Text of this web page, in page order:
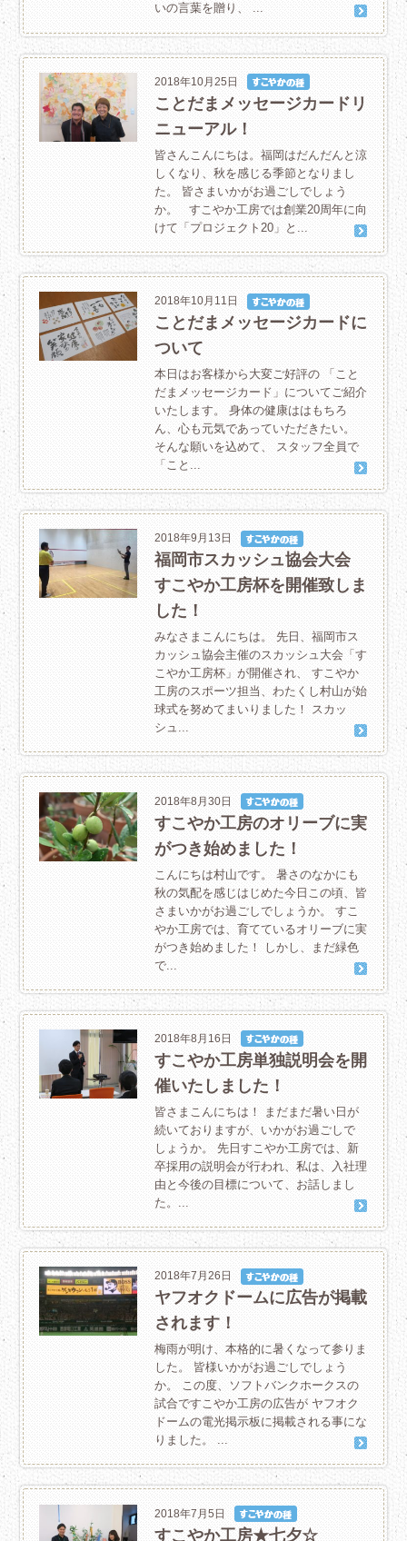
いの言葉を贈り、 ...
2018年10月25日
ことだまメッセージカードリ
ニューアル！
皆さんこんにちは。福岡はだんだんと涼
しくなり、秋を感じる季節となりまし
た。 皆さまいかがお過ごしでしょう
か。 すこやか工房では創業20周年に向
けて「プロジェクト20」と...
2018年10月11日
ことだまメッセージカードに
ついて
本日はお客様から大変ご好評の 「こと
だまメッセージカード」についてご紹介
いたします。 身体の健康ははもちろ
ん、心も元気であっていただきたい。
そんな願いを込めて、 スタッフ全員で
「こと...
2018年9月13日
福岡市スカッシュ協会大会
すこやか工房杯を開催致しま
した！
みなさまこんにちは。 先日、福岡市ス
カッシュ協会主催のスカッシュ大会「す
こやか工房杯」が開催され、 すこやか
工房のスポーツ担当、わたくし村山が始
球式を努めてまいりました！ スカッ
シュ...
2018年8月30日
すこやか工房のオリーブに実
がつき始めました！
こんにちは村山です。 暑さのなかにも
秋の気配を感じはじめた今日この頃、皆
さまいかがお過ごしでしょうか。 すこ
やか工房では、育てているオリーブに実
がつき始めました！ しかし、まだ緑色
で...
2018年8月16日
すこやか工房単独説明会を開
催いたしました！
皆さまこんにちは！ まだまだ暑い日が
続いておりますが、いかがお過ごしで
しょうか。 先日すこやか工房では、新
卒採用の説明会が行われ、私は、入社理
由と今後の目標について、お話しまし
た。...
2018年7月26日
ヤフオクドームに広告が掲載
されます！
梅雨が明け、本格的に暑くなって参りま
した。 皆様いかがお過ごしでしょう
か。 この度、ソフトバンクホークスの
試合ですこやか工房の広告が ヤフオク
ドームの電光掲示板に掲載される事にな
りました。 ...
2018年7月5日
すこやか工房★七夕☆